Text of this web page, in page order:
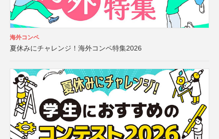
海外コンペ
夏休みにチャレンジ！海外コンペ特集2026